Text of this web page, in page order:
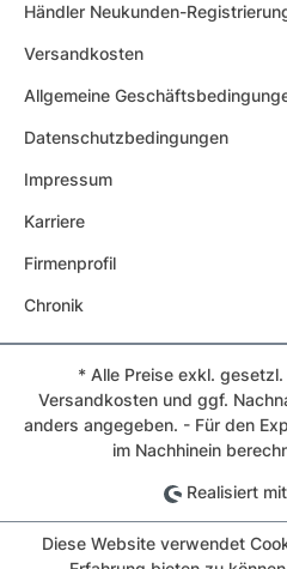
Händler Neukunden-
Versandkosten
Allgemeine
Datenschutzbedingungen
Impressum
Karriere
Firmenprofil
Chronik
* Alle Preise exkl.
Versandkosten und ggf.
anders angegeben. - Für den
im Nachhinein
Realisiert
Diese Website verwendet